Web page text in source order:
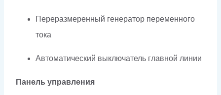
Переразмеренный генератор переменного
тока
Автоматический выключатель главной линии
Панель управления